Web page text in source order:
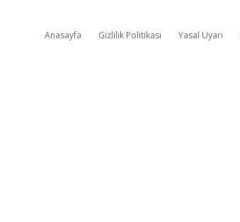
Anasayfa Gizlilik Politikası Yasal Uyarı